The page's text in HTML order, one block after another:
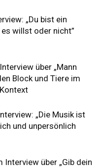
„Du bist ein
willst oder nicht”
über „Mann
Block und Tiere im
„Die Musik ist
und unpersönlich
Interview über „Gib dein